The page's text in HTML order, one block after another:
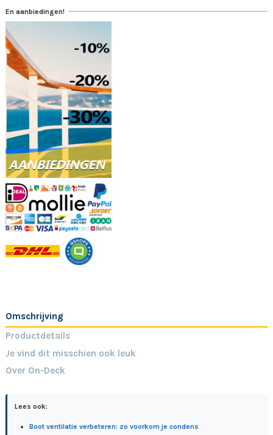
En aanbiedingen!
Omschrijving
Productdetails
Je vind dit misschien ook leuk
Over On-Deck
Lees ook:
Boot ventilatie verbeteren: zo voorkom je condens